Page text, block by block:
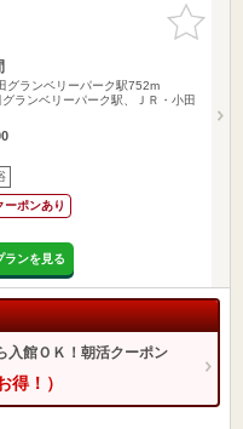
お気に入
りに追加
グランベリーパーク駅752m
ランベリーパーク駅、ＪＲ・小田
ーポンあり
ランを見る
入館ＯＫ！朝活クーポン
得！）